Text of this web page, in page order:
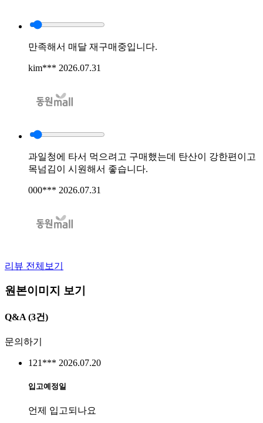
만족해서 매달 재구매중입니다.
kim*** 2026.07.31
과일청에 타서 먹으려고 구매했는데 탄산이 강한편이고
목넘김이 시원해서 좋습니다.
000*** 2026.07.31
리뷰 전체보기
원본이미지 보기
Q&A (3건)
문의하기
121*** 2026.07.20
입고예정일
언제 입고되나요